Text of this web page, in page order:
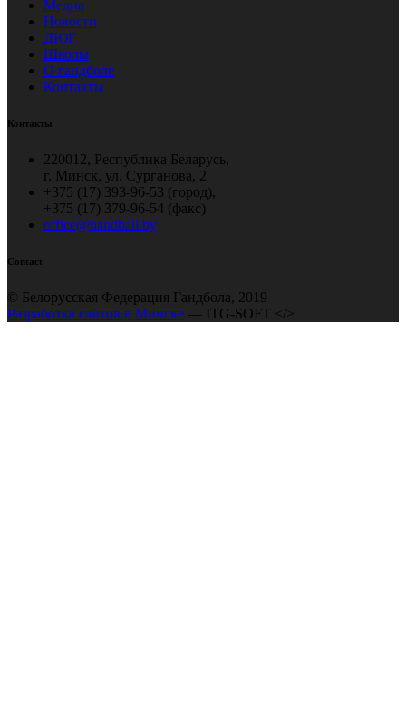
Медиа
Новости
ДЮГ
Школы
О гандболе
Контакты
Контакты
220012, Республика Беларусь,
г. Минск, ул. Сурганова, 2
+375 (17) 393-96-53 (город),
+375 (17) 379-96-54 (факс)
office@handball.by
Contact
© Белорусская Федерация Гандбола, 2019
Разработка сайтов в Минске — ITG-SOFT </>